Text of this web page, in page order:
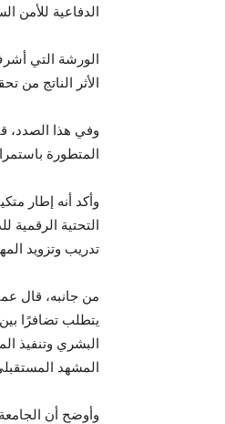
الدفاعية للأمن
الورشة التي
الأثر الناتج من
وفي هذا الصدد،
المتطورة
وأكد أنه إطار
التحتية الرقمية
تدريب وتزويد
من جانبه، قال
يتطلب تضافرًا
البشري وتنفيذ
المشهد
وأوضح أن